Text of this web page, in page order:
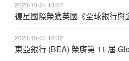
2023-10-24 13:57
復星國際榮獲英國《全球銀行與
2023-10-04 16:32
東亞銀行 (BEA) 榮膺第 11 屆